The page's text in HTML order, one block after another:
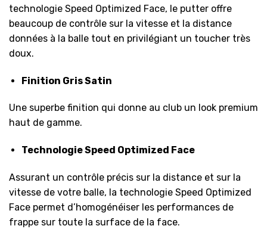
technologie Speed Optimized Face, le putter offre
beaucoup de contrôle sur la vitesse et la distance
données à la balle tout en privilégiant un toucher très
doux.
Finition Gris Satin
Une superbe finition qui donne au club un look premium
haut de gamme.
Technologie Speed Optimized Face
Assurant un contrôle précis sur la distance et sur la
vitesse de votre balle, la technologie Speed Optimized
Face permet d’homogénéiser les performances de
frappe sur toute la surface de la face.